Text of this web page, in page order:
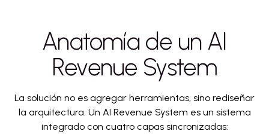
Anatomía de un AI
Revenue System
La solución no es agregar herramientas, sino rediseñar
la arquitectura. Un AI Revenue System es un sistema
integrado con cuatro capas sincronizadas: